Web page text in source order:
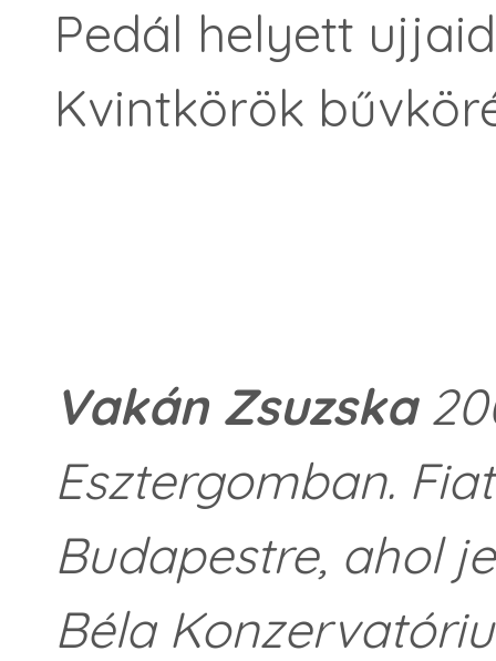
Pedál helyett
Kvintkörök
Vakán Zsuzska
Esztergomban.
Budapestre, ahol
Béla